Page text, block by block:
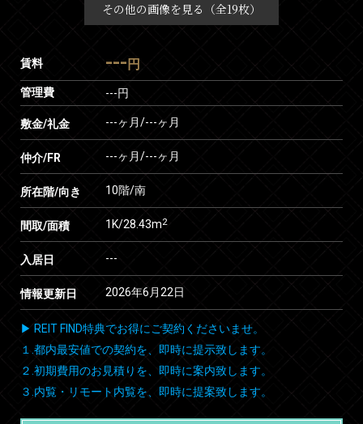
その他の画像を見る（全19枚）
賃料 --- 円
管理費 ---円
敷金/礼金 ---ヶ月/---ヶ月
仲介/FR ---ヶ月/---ヶ月
所在階/向き 10階/南
間取/面積 1K/28.43m2
入居日 ---
情報更新日 2026年6月22日
▶ REIT FIND特典でお得にご契約くださいませ。
１.都内最安値での契約を、即時に提示致します。
２.初期費用のお見積りを、即時に案内致します。
３.内覧・リモート内覧を、即時に提案致します。